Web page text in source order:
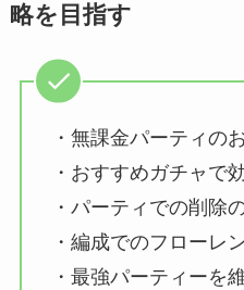
略を目指す
・無課金パーティの
・おすすめガチャで
・パーティでの削除
・編成でのフローレ
・最強パーティーを